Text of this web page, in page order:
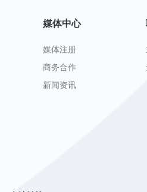
媒体中心
媒体注册
商务合作
新闻资讯